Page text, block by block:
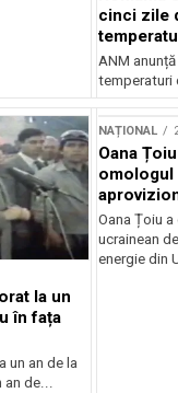
cinci zile
grade
ANM
temperaturi
la un
în fața
un an de la
an de...
NAȚIONAL
Oana
omologul
Ucraina
Oana Țoiu
ucrainean
energie din